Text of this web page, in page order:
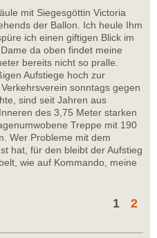
mit Siegesgöttin Victoria
der Ballon. Ich heule Ihm
ich einen giftigen Blick im
da oben findet meine
bereits nicht so pralle.
Aufstiege hoch zur
sonntags gegen
sind seit Jahren aus
des 3,75 Meter starken
Treppe mit 190
Wer Probleme mit dem
hat, für den bleibt der Aufstieg
wie auf Kommando, meine
1 2